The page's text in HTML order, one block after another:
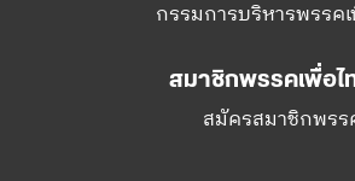
กรรมการบริหารพรรค
สมาชิกพรรคเพื่อไ
สมัครสมาชิกพรร